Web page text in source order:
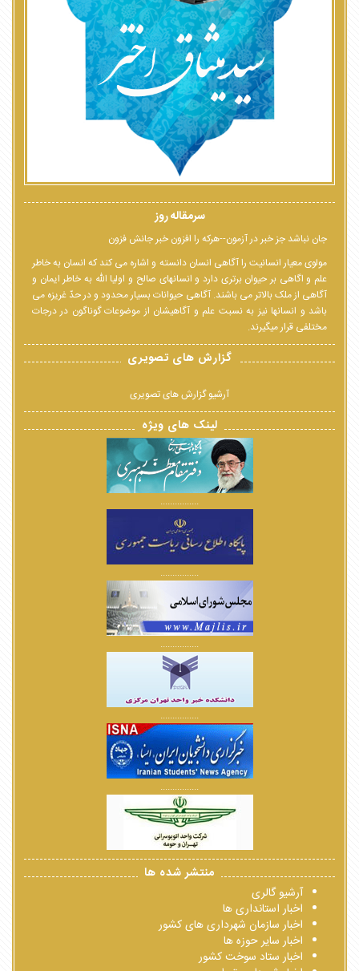
سرمقاله روز
جان نباشد جز خبر در آزمون--هرکه را افزون خبر جانش فزون
مولوی معیار انسانیت را آگاهی انسان دانسته و اشاره می کند که انسان به خاطر
علم و اگاهی بر حیوان برتری دارد و انسانهای صالح و اولیا الله به خاطر ایمان و
آگاهی از ملک بالاتر می باشند. آگاهی حیوانات بسیار محدود و در حدّ غریزه می
باشد و انسانها نیز به نسبت علم و آگاهیشان از موضوعات گوناگون در درجات
مختلفی قرار میگیرند.
گزارش های تصویری
آرشیو گزارش های تصویری
لینک های ویژه
................
................
................
................
................
منتشر شده ها
آرشیو گالری
اخبار استانداری ها
اخبار سازمان شهرداری های کشور
اخبار سایر حوزه ها
اخبار ستاد سوخت کشور